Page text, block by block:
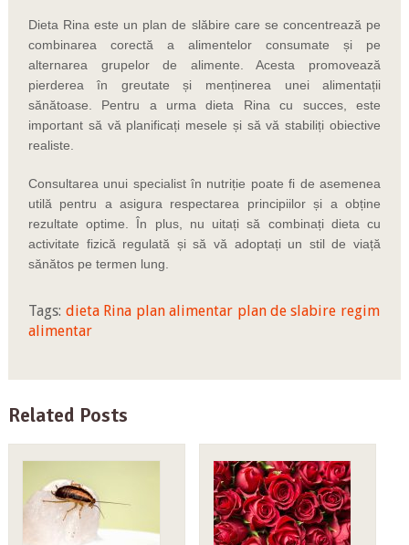
Dieta Rina este un plan de slăbire care se concentrează pe
combinarea corectă a alimentelor consumate și pe
alternarea grupelor de alimente. Acesta promovează
pierderea în greutate și menținerea unei alimentații
sănătoase. Pentru a urma dieta Rina cu succes, este
important să vă planificați mesele și să vă stabiliți obiective
realiste.
Consultarea unui specialist în nutriție poate fi de asemenea
utilă pentru a asigura respectarea principiilor și a obține
rezultate optime. În plus, nu uitați să combinați dieta cu
activitate fizică regulată și să vă adoptați un stil de viață
sănătos pe termen lung.
Tags: dieta Rina plan alimentar plan de slabire regim
alimentar
Related Posts